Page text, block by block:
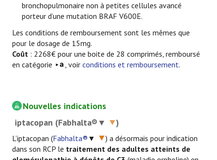
bronchopulmonaire non à petites cellules avancé
porteur d’une mutation BRAF V600E.
Les conditions de remboursement sont les mêmes que
pour le dosage de 15mg.
Coût : 2268€ pour une boite de 28 comprimés, remboursé
en catégorie
, voir conditions et remboursement.
Nouvelles indications
iptacopan (Fabhalta®▼
)
L’iptacopan (Fabhalta® ▼
) a désormais pour indication
dans son RCP le traitement des adultes atteints de